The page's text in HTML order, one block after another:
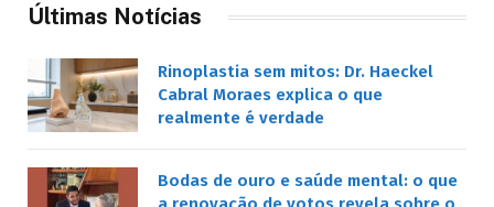
Últimas Notícias
Rinoplastia sem mitos: Dr. Haeckel
Cabral Moraes explica o que
realmente é verdade
Bodas de ouro e saúde mental: o que